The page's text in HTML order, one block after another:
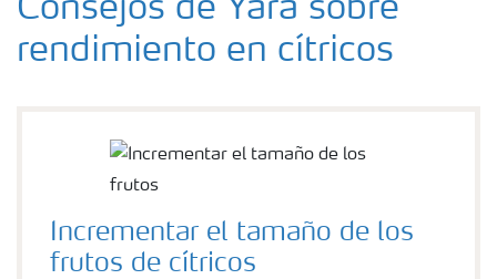
Consejos de Yara sobre
rendimiento en cítricos
Incrementar el tamaño de los
frutos de cítricos